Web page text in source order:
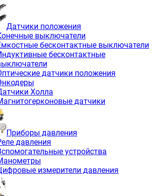
Датчики положения
выключатели
бесконтактные выключатели
бесконтактные
датчики положения
Холла
датчики
Приборы давления
давления
устройства
измерители давления